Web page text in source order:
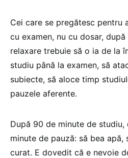
Cei care se pregătesc pentru
cu examen, nu cu dosar,
relaxare trebuie să o ia de la
studiu până la examen, să
subiecte, să aloce timp
pauzele aferente.
După 90 de minute de
minute de pauză: să bea apă,
curat. E dovedit că e nevoie